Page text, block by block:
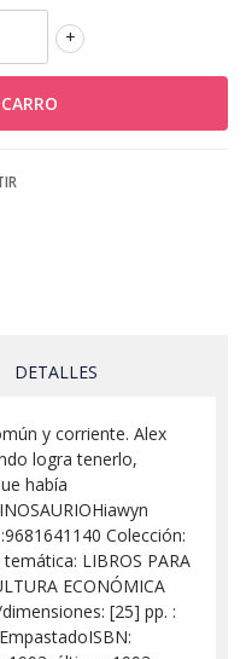
+
DETALLES
y corriente. Alex
logra tenerlo,
había
Colección:
LIBROS PARA
ECONÓMICA
dimensiones: [25] pp. :